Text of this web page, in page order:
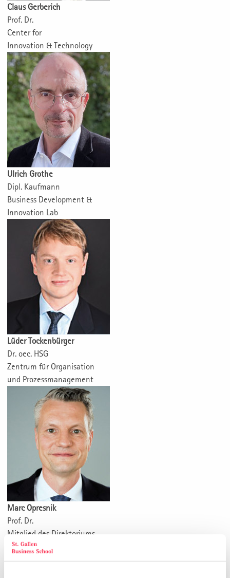
Claus Gerberich
Prof. Dr.
Center for
Innovation & Technology
Ulrich Grothe
Dipl. Kaufmann
Business Development &
Innovation Lab
Lüder Tockenbürger
Dr. oec. HSG
Zentrum für Organisation
und Prozessmanagement
Marc Opresnik
Prof. Dr.
Mitglied des Direktoriums
Management Institut St. Gallen
Zentrum für